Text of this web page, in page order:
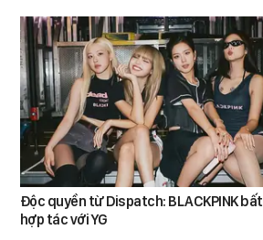
Độc quyền từ Dispatch: BLACKPINK bất
hợp tác với YG